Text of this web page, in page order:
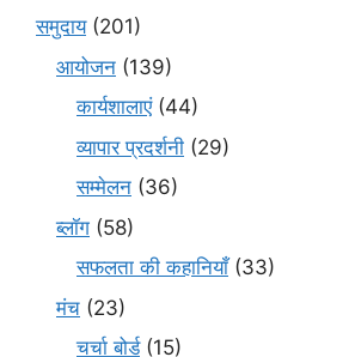
समुदाय(201)
आयोजन (139)
कार्यशालाएं(44)
व्यापार प्रदर्शनी (29)
सम्मेलन (36)
ब्लॉग (58)
सफलता की कहानियाँ(33)
मंच (23)
चर्चा बोर्ड(15)